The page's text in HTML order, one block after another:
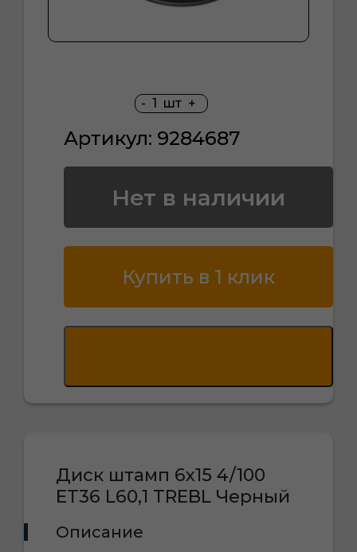
- 1 шт +
Артикул: 9284687
Нет в наличии
Купить в 1 клик
Диск штамп 6х15 4/100
ET36 L60,1 TREBL Черный
Описание